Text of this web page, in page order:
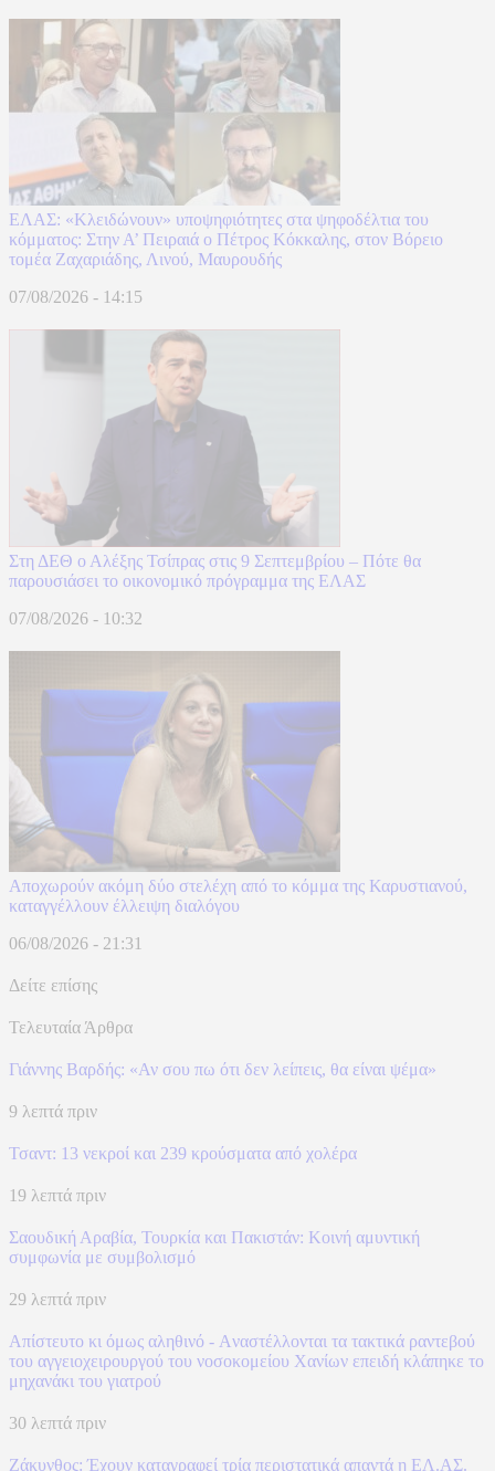
ΕΛΑΣ: «Κλειδώνουν» υποψηφιότητες στα ψηφοδέλτια του
κόμματος: Στην Α’ Πειραιά ο Πέτρος Κόκκαλης, στον Βόρειο
τομέα Ζαχαριάδης, Λινού, Μαυρουδής
07/08/2026 - 14:15
Στη ΔΕΘ ο Αλέξης Τσίπρας στις 9 Σεπτεμβρίου – Πότε θα
παρουσιάσει το οικονομικό πρόγραμμα της ΕΛΑΣ
07/08/2026 - 10:32
Αποχωρούν ακόμη δύο στελέχη από το κόμμα της Καρυστιανού,
καταγγέλλουν έλλειψη διαλόγου
06/08/2026 - 21:31
Δείτε επίσης
Τελευταία Άρθρα
Γιάννης Βαρδής: «Αν σου πω ότι δεν λείπεις, θα είναι ψέμα»
9 λεπτά πριν
Τσαντ: 13 νεκροί και 239 κρούσματα από χολέρα
19 λεπτά πριν
Σαουδική Αραβία, Τουρκία και Πακιστάν: Kοινή αμυντική
συμφωνία με συμβολισμό
29 λεπτά πριν
Απίστευτο κι όμως αληθινό - Aναστέλλονται τα τακτικά ραντεβού
του αγγειοχειρουργού του νοσοκομείου Χανίων επειδή κλάπηκε το
μηχανάκι του γιατρού
30 λεπτά πριν
Ζάκυνθος: Έχουν καταγραφεί τρία περιστατικά απαντά η ΕΛ.ΑΣ.